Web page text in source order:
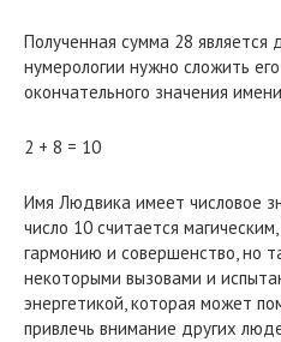
Полученная сумма 28 является
нумерологии нужно сложить
окончательного значения
2 + 8 = 10
Имя Людвика имеет числовое
число 10 считается
гармонию и совершенство, но
некоторыми вызовами и
энергетикой, которая может
привлечь внимание других